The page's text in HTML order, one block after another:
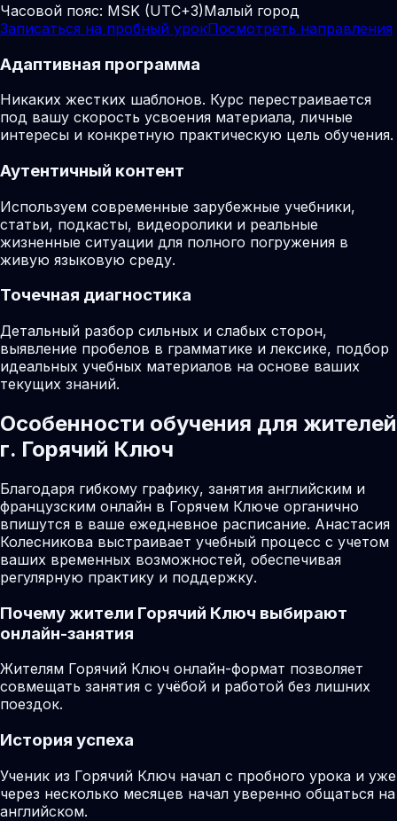
Часовой пояс: MSK (UTC+3)Малый город
Записаться на пробный урокПосмотреть направления
Адаптивная программа
Никаких жестких шаблонов. Курс перестраивается
под вашу скорость усвоения материала, личные
интересы и конкретную практическую цель обучения.
Аутентичный контент
Используем современные зарубежные учебники,
статьи, подкасты, видеоролики и реальные
жизненные ситуации для полного погружения в
живую языковую среду.
Точечная диагностика
Детальный разбор сильных и слабых сторон,
выявление пробелов в грамматике и лексике, подбор
идеальных учебных материалов на основе ваших
текущих знаний.
Особенности обучения для жителей
г. Горячий Ключ
Благодаря гибкому графику, занятия английским и
французским онлайн в Горячем Ключе органично
впишутся в ваше ежедневное расписание. Анастасия
Колесникова выстраивает учебный процесс с учетом
ваших временных возможностей, обеспечивая
регулярную практику и поддержку.
Почему жители Горячий Ключ выбирают
онлайн-занятия
Жителям Горячий Ключ онлайн-формат позволяет
совмещать занятия с учёбой и работой без лишних
поездок.
История успеха
Ученик из Горячий Ключ начал с пробного урока и уже
через несколько месяцев начал уверенно общаться на
английском.